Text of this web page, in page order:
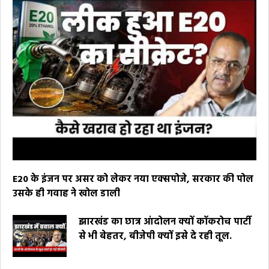
E20 के इंजन पर असर को लेकर नया एक्सपोजे, सरकार की पोल
उसके ही गवाह ने खोल डाली
झारखंड का छात्र आंदोलन क्यों कॉकरोच पार्टी
से भी बेहतर, बीजेपी क्यों इसे दे रही तूल.